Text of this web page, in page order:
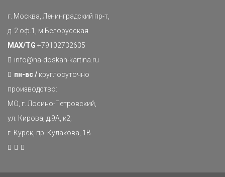
г. Москва, Ленинградский пр-т,
д. 2 оф.1, м.Белорусская
MAX/TG +79102732635
info@na-doskah-kartina.ru
пн-вс / круглосуточно
производство:
МО, г. Лосино-Петровский,
ул. Кирова, д.9А, к2;
г. Курск, пр. Кулакова, 1В